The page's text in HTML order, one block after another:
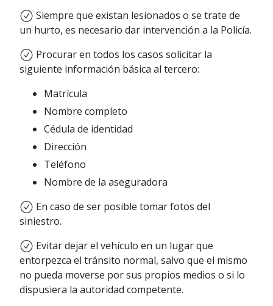
Siempre que existan lesionados o se trate de
un hurto, es necesario dar intervención a la Policía.
Procurar en todos los casos solicitar la
siguiente información básica al tercero:
Matrícula
Nombre completo
Cédula de identidad
Dirección
Teléfono
Nombre de la aseguradora
En caso de ser posible tomar fotos del
siniestro.
Evitar dejar el vehículo en un lugar que
entorpezca el tránsito normal, salvo que el mismo
no pueda moverse por sus propios medios o si lo
dispusiera la autoridad competente.